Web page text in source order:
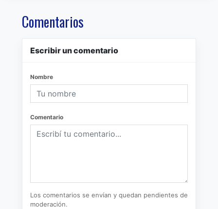
Comentarios
Escribir un comentario
Nombre
Comentario
Los comentarios se envían y quedan pendientes de
moderación.